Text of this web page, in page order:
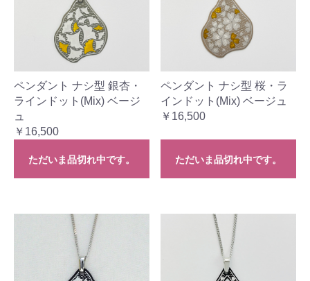
ペンダント ナシ型 銀杏・
ラインドット(Mix) ベージ
ュ
￥16,500
ただいま品切れ中です。
ペンダント ナシ型 桜・ラ
インドット(Mix) ベージュ
￥16,500
ただいま品切れ中です。